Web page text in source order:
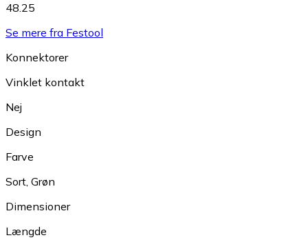
48.25
Se mere fra Festool
Konnektorer
Vinklet kontakt
Nej
Design
Farve
Sort, Grøn
Dimensioner
Længde